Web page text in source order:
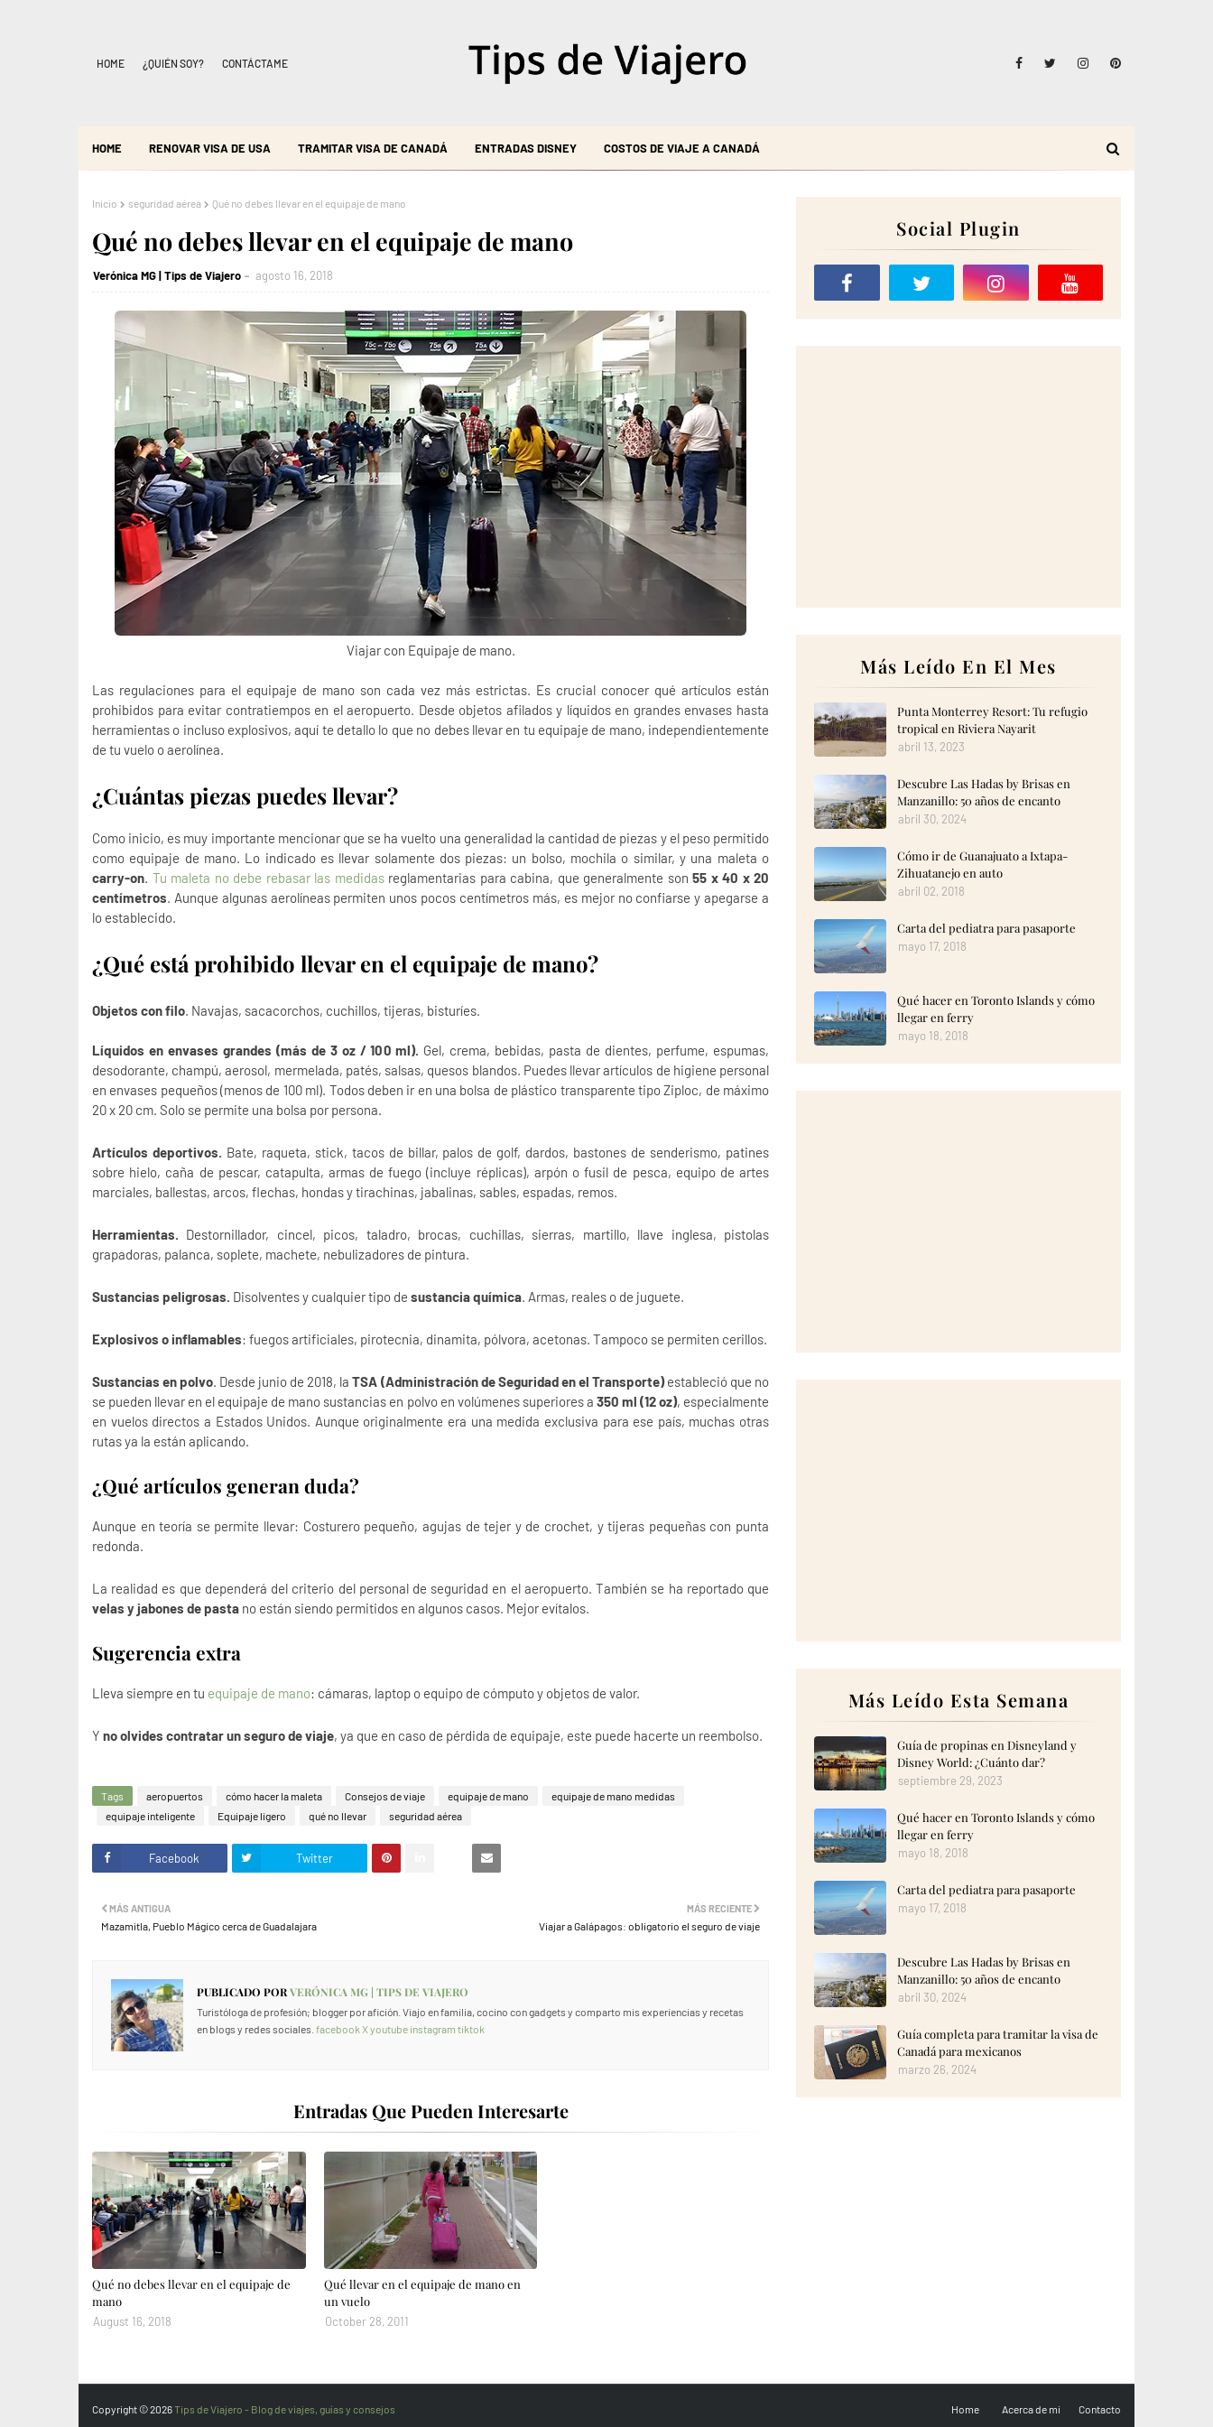
HOME ¿QUIÉN SOY? CONTÁCTAME
HOME RENOVAR VISA DE USA TRAMITAR VISA DE CANADÁ ENTRADAS DISNEY COSTOS DE VIAJE A CANADÁ
Inicio seguridad aérea Qué no debes llevar en el equipaje de mano
Qué no debes llevar en el equipaje de mano
Verónica MG | Tips de Viajero agosto 16, 2018
Viajar con Equipaje de mano.
Las regulaciones para el equipaje de mano son cada vez más estrictas. Es crucial conocer qué artículos están
prohibidos para evitar contratiempos en el aeropuerto. Desde objetos afilados y líquidos en grandes envases hasta
herramientas o incluso explosivos, aquí te detallo lo que no debes llevar en tu equipaje de mano, independientemente
de tu vuelo o aerolínea.
¿Cuántas piezas puedes llevar?
Como inicio, es muy importante mencionar que se ha vuelto una generalidad la cantidad de piezas y el peso permitido
como equipaje de mano. Lo indicado es llevar solamente dos piezas: un bolso, mochila o similar, y una maleta o
carry-on. Tu maleta no debe rebasar las medidasreglamentarias para cabina, que generalmente son 55 x 40 x 20
centímetros. Aunque algunas aerolíneas permiten unos pocos centímetros más, es mejor no confiarse y apegarse a
lo establecido.
¿Qué está prohibido llevar en el equipaje de mano?
Objetos con filo. Navajas, sacacorchos, cuchillos, tijeras, bisturíes.
Líquidos en envases grandes (más de 3 oz / 100 ml). Gel, crema, bebidas, pasta de dientes, perfume, espumas,
desodorante, champú, aerosol, mermelada, patés, salsas, quesos blandos. Puedes llevar artículos de higiene personal
en envases pequeños (menos de 100 ml). Todos deben ir en una bolsa de plástico transparente tipo Ziploc, de máximo
20 x 20 cm. Solo se permite una bolsa por persona.
Artículos deportivos. Bate, raqueta, stick, tacos de billar, palos de golf, dardos, bastones de senderismo, patines
sobre hielo, caña de pescar, catapulta, armas de fuego (incluye réplicas), arpón o fusil de pesca, equipo de artes
marciales, ballestas, arcos, flechas, hondas y tirachinas, jabalinas, sables, espadas, remos.
Herramientas. Destornillador, cincel, picos, taladro, brocas, cuchillas, sierras, martillo, llave inglesa, pistolas
grapadoras, palanca, soplete, machete, nebulizadores de pintura.
Sustancias peligrosas. Disolventes y cualquier tipo de sustancia química. Armas, reales o de juguete.
Explosivos o inflamables: fuegos artificiales, pirotecnia, dinamita, pólvora, acetonas. Tampoco se permiten cerillos.
Sustancias en polvo. Desde junio de 2018, laTSA (Administración de Seguridad en el Transporte)estableció que no
se pueden llevar en el equipaje de mano sustancias en polvo en volúmenes superiores a 350 ml (12 oz), especialmente
en vuelos directos a Estados Unidos. Aunque originalmente era una medida exclusiva para ese país, muchas otras
rutas ya la están aplicando.
¿Qué artículos generan duda?
Aunque en teoría se permite llevar: Costurero pequeño, agujas de tejer y de crochet, y tijeras pequeñas con punta
redonda.
La realidad es que dependerá del criterio del personal de seguridad en el aeropuerto. También se ha reportado que
velas y jabones de pasta no están siendo permitidos en algunos casos. Mejor evítalos.
Sugerencia extra
Lleva siempre en tu equipaje de mano: cámaras, laptop o equipo de cómputo y objetos de valor.
Y no olvides contratar un seguro de viaje, ya que en caso de pérdida de equipaje, este puede hacerte un reembolso.
Tags aeropuertos cómo hacer la maleta Consejos de viaje equipaje de mano
equipaje de mano medidas
equipaje inteligente
Equipaje ligero qué no llevar seguridad aérea
Facebook Twitter
MÁS RECIENTE
Viajar a Galápagos: obligatorio el seguro de viaje
MÁS ANTIGUA
Mazamitla, Pueblo Mágico cerca de Guadalajara
PUBLICADO PORVERÓNICA MG | TIPS DE VIAJERO
Turistóloga de profesión; blogger por afición. Viajo en familia, cocino con gadgets y comparto mis experiencias y recetas
en blogs y redes sociales. facebook Xyoutube instagram tiktok
Entradas Que Pueden Interesarte
Qué no debes llevar en el equipaje de
mano
August 16, 2018
Qué llevar en el equipaje de mano en
un vuelo
October 28, 2011
Social Plugin
Más Leído En El Mes
Punta Monterrey Resort: Tu refugio
tropical en Riviera Nayarit
abril 13, 2023
Descubre Las Hadas by Brisas en
Manzanillo: 50 años de encanto
abril 30, 2024
Cómo ir de Guanajuato a Ixtapa-
Zihuatanejo en auto
abril 02, 2018
Carta del pediatra para pasaporte
mayo 17, 2018
Qué hacer en Toronto Islands y cómo
llegar en ferry
mayo 18, 2018
Más Leído Esta Semana
Guía de propinas en Disneyland y
Disney World: ¿Cuánto dar?
septiembre 29, 2023
Qué hacer en Toronto Islands y cómo
llegar en ferry
mayo 18, 2018
Carta del pediatra para pasaporte
mayo 17, 2018
Descubre Las Hadas by Brisas en
Manzanillo: 50 años de encanto
abril 30, 2024
Guía completa para tramitar la visa de
Canadá para mexicanos
marzo 26, 2024
Home Acerca de mi Contacto
Copyright ©2026Tips de Viajero - Blog de viajes, guías y consejos